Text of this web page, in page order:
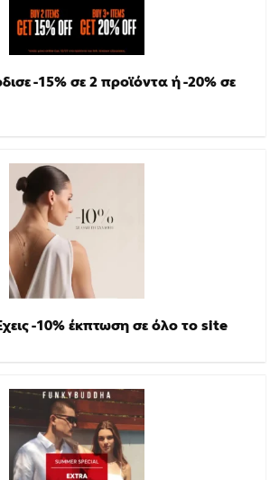
-15% σε 2 προϊόντα ή -20% σε
-10% έκπτωση σε όλο το site